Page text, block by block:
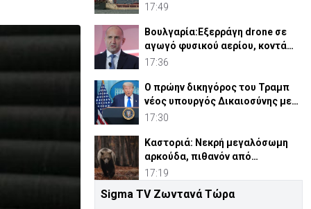
17:49
Βουλγαρία:Εξερράγη drone σε
αγωγό φυσικού αερίου, κοντά
στα σύνορα με Ρουμανία
17:36
Ο πρώην δικηγόρος του Τραμπ
νέος υπουργός Δικαιοσύνης με
οριακή πλειοψηφία
17:30
Καστοριά: Νεκρή μεγαλόσωμη
αρκούδα, πιθανόν από
πυροβολισμό
17:19
ΗΠΑ: Στο στόχαστρο πρώην
Sigma TV Ζωντανά Τώρα